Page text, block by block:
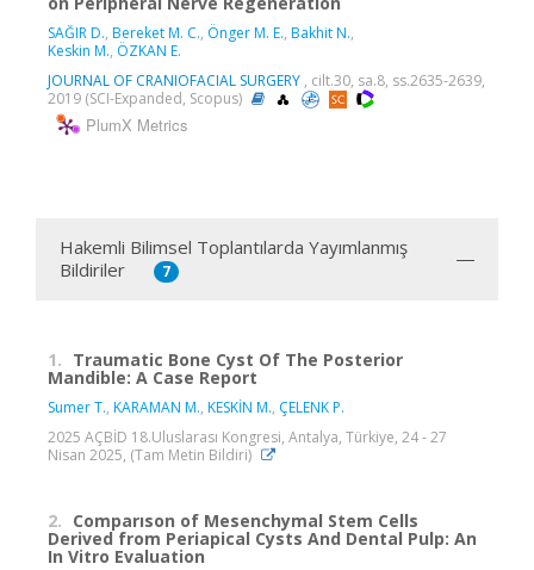
SAĞIR D., Bereket M. C., Önger M. E., Bakhit N.,
Keskin M., ÖZKAN E.
JOURNAL OF CRANIOFACIAL SURGERY , cilt.30, sa.8, ss.2635-2639,
2019 (SCI-Expanded, Scopus)
PlumX Metrics
Hakemli Bilimsel Toplantılarda Yayımlanmış
Bildiriler
7
1. Traumatic Bone Cyst Of The Posterior
Mandible: A Case Report
Sumer T., KARAMAN M., KESKİN M., ÇELENK P.
2025 AÇBİD 18.Uluslarası Kongresi, Antalya, Türkiye, 24 - 27
Nisan 2025, (Tam Metin Bildiri)
2. Comparıson of Mesenchymal Stem Cells
Derived from Periapical Cysts And Dental Pulp: An
In Vitro Evaluation